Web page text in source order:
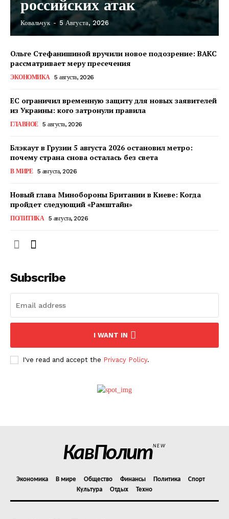
КавПолит
О нас
Политика конфиденциальности
Отказ от ответственности
Контакты
российских атак
Ковальчук - 5 Августа, 2026
Ольге Стефанишиной вручили новое подозрение: ВАКС
рассматривает меру пресечения
ЭКОНОМИКА 5 августа, 2026
ЕС ограничил временную защиту для новых заявителей
из Украины: кого затронули правила
ГЛАВНОЕ 5 августа, 2026
Блэкаут в Грузии 5 августа 2026 остановил метро:
почему страна снова осталась без света
В МИРЕ 5 августа, 2026
Новый глава Минобороны Британии в Киеве: Когда
пройдет следующий «Рамштайн»
ПОЛИТИКА 5 августа, 2026
Subscribe
I WANT IN
I've read and accept the Privacy Policy.
КавПолитNEW
Экономика В мире Общество Финансы Политика
Спорт
Культура
Отдых Техно